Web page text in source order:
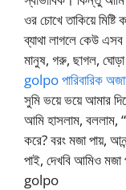
ওর চোখে তাকিয়ে
ব্যাথা লাগলে কেউ
মানুষ, গরু, ছাগল,
golpo পারিবারিক
সুমি ভয়ে ভয়ে আমার
আমি হাসলাম, বললাম,
করে? বরং মজা পায়,
পাই, দেখবি আমিও
golpo